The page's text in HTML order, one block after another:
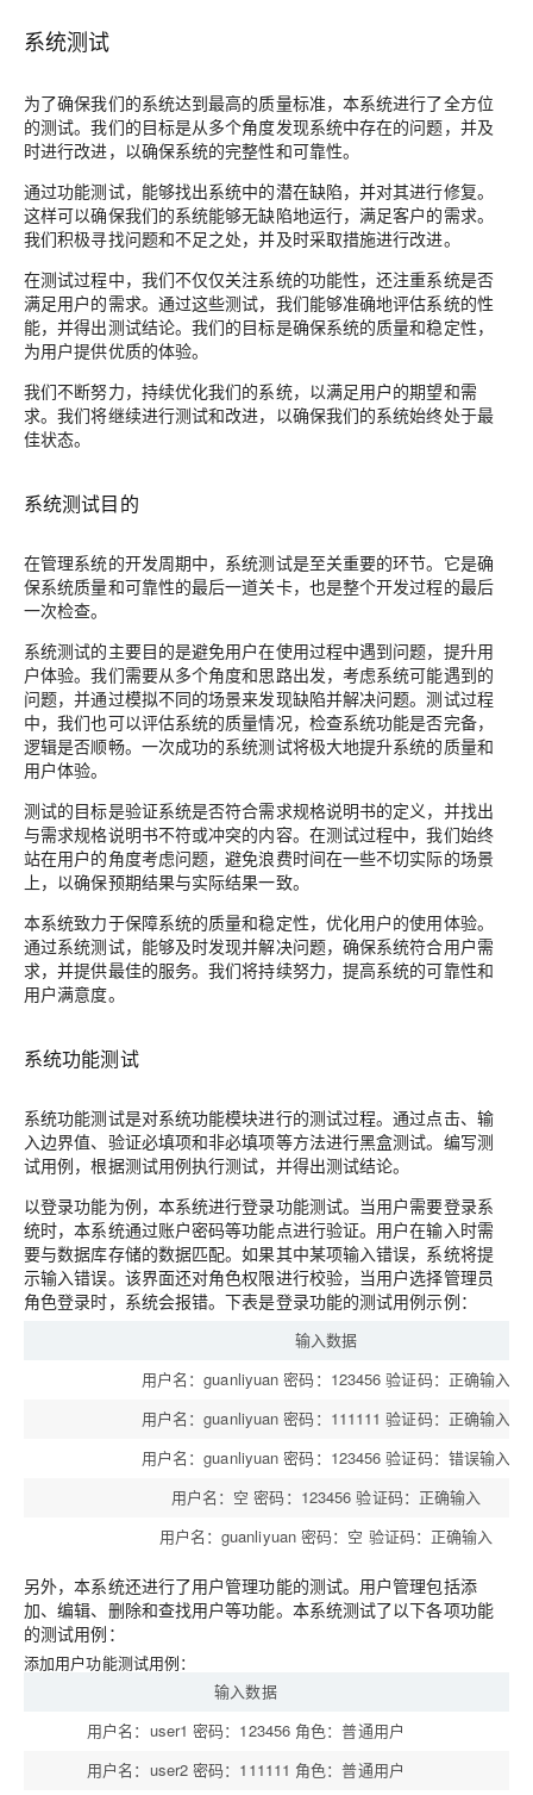
系统测试
为了确保我们的系统达到最高的质量标准，本系统进行了全方位
的测试。我们的目标是从多个角度发现系统中存在的问题，并及
时进行改进，以确保系统的完整性和可靠性。
通过功能测试，能够找出系统中的潜在缺陷，并对其进行修复。
这样可以确保我们的系统能够无缺陷地运行，满足客户的需求。
我们积极寻找问题和不足之处，并及时采取措施进行改进。
在测试过程中，我们不仅仅关注系统的功能性，还注重系统是否
满足用户的需求。通过这些测试，我们能够准确地评估系统的性
能，并得出测试结论。我们的目标是确保系统的质量和稳定性，
为用户提供优质的体验。
我们不断努力，持续优化我们的系统，以满足用户的期望和需
求。我们将继续进行测试和改进，以确保我们的系统始终处于最
佳状态。
系统测试目的
在管理系统的开发周期中，系统测试是至关重要的环节。它是确
保系统质量和可靠性的最后一道关卡，也是整个开发过程的最后
一次检查。
系统测试的主要目的是避免用户在使用过程中遇到问题，提升用
户体验。我们需要从多个角度和思路出发，考虑系统可能遇到的
问题，并通过模拟不同的场景来发现缺陷并解决问题。测试过程
中，我们也可以评估系统的质量情况，检查系统功能是否完备，
逻辑是否顺畅。一次成功的系统测试将极大地提升系统的质量和
用户体验。
测试的目标是验证系统是否符合需求规格说明书的定义，并找出
与需求规格说明书不符或冲突的内容。在测试过程中，我们始终
站在用户的角度考虑问题，避免浪费时间在一些不切实际的场景
上，以确保预期结果与实际结果一致。
本系统致力于保障系统的质量和稳定性，优化用户的使用体验。
通过系统测试，能够及时发现并解决问题，确保系统符合用户需
求，并提供最佳的服务。我们将持续努力，提高系统的可靠性和
用户满意度。
系统功能测试
系统功能测试是对系统功能模块进行的测试过程。通过点击、输
入边界值、验证必填项和非必填项等方法进行黑盒测试。编写测
试用例，根据测试用例执行测试，并得出测试结论。
以登录功能为例，本系统进行登录功能测试。当用户需要登录系
统时，本系统通过账户密码等功能点进行验证。用户在输入时需
要与数据库存储的数据匹配。如果其中某项输入错误，系统将提
示输入错误。该界面还对角色权限进行校验，当用户选择管理员
角色登录时，系统会报错。下表是登录功能的测试用例示例：
输入数据
用户名：guanliyuan 密码：123456 验证码：正确输入
用户名：guanliyuan 密码：111111 验证码：正确输入
用户名：guanliyuan 密码：123456 验证码：错误输入
用户名：空 密码：123456 验证码：正确输入
用户名：guanliyuan 密码：空 验证码：正确输入
另外，本系统还进行了用户管理功能的测试。用户管理包括添
加、编辑、删除和查找用户等功能。本系统测试了以下各项功能
的测试用例：
添加用户功能测试用例：
输入数据
用户名：user1 密码：123456 角色：普通用户
用户名：user2 密码：111111 角色：普通用户